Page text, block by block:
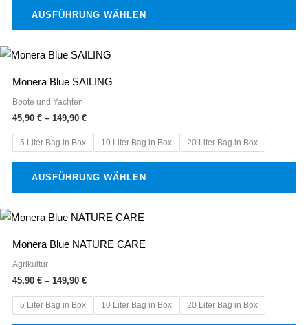
AUSFÜHRUNG WÄHLEN
Optionen
der
Produktseite
gewählt
werden
Monera Blue SAILING
Boote und Yachten
45,90 € – 149,90 €
Preisspanne:
149,90 €
5 Liter Bag in Box 10 Liter Bag in Box 20 Liter Bag in Box
AUSFÜHRUNG WÄHLEN
Dieses
auf.
Die
auf
der
Produktseite
gewählt
werden
Monera Blue NATURE CARE
Agrikultur
45,90 € – 149,90 €
Preisspanne:
149,90 €
5 Liter Bag in Box 10 Liter Bag in Box 20 Liter Bag in Box
Dieses
auf.